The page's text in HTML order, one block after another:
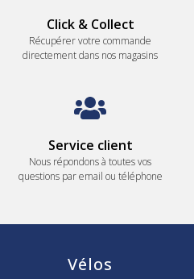
Click & Collect
Récupérer votre commande
directement dans nos magasins
Service client
Nous répondons à toutes vos
questions par email ou téléphone
Vélos